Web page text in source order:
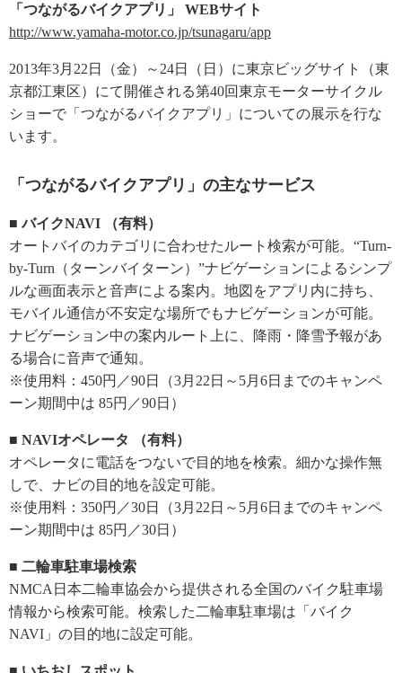
「つながるバイクアプリ」 WEBサイト
http://www.yamaha-motor.co.jp/tsunagaru/app
2013年3月22日（金）～24日（日）に東京ビッグサイト（東
京都江東区）にて開催される第40回東京モーターサイクル
ショーで「つながるバイクアプリ」についての展示を行な
います。
「つながるバイクアプリ」の主なサービス
■ バイクNAVI （有料）
オートバイのカテゴリに合わせたルート検索が可能。“Turn-
by-Turn（ターンバイターン）”ナビゲーションによるシンプ
ルな画面表示と音声による案内。地図をアプリ内に持ち、
モバイル通信が不安定な場所でもナビゲーションが可能。
ナビゲーション中の案内ルート上に、降雨・降雪予報があ
る場合に音声で通知。
※使用料：450円／90日（3月22日～5月6日までのキャンペ
ーン期間中は 85円／90日）
■ NAVIオペレータ （有料）
オペレータに電話をつないで目的地を検索。細かな操作無
しで、ナビの目的地を設定可能。
※使用料：350円／30日（3月22日～5月6日までのキャンペ
ーン期間中は 85円／30日）
■ 二輪車駐車場検索
NMCA日本二輪車協会から提供される全国のバイク駐車場
情報から検索可能。検索した二輪車駐車場は「バイク
NAVI」の目的地に設定可能。